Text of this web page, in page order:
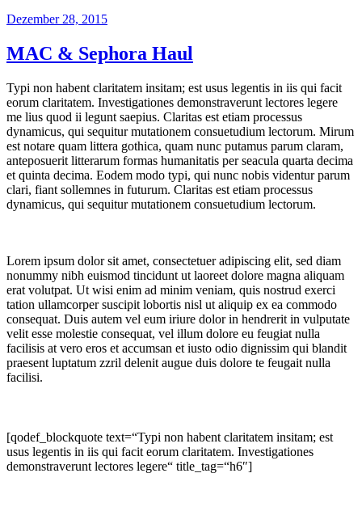
Veröffentlicht
Dezember 28, 2015
MAC & Sephora Haul
Typi non habent claritatem insitam; est usus legentis in iis qui facit
eorum claritatem. Investigationes demonstraverunt lectores legere
me lius quod ii legunt saepius. Claritas est etiam processus
dynamicus, qui sequitur mutationem consuetudium lectorum. Mirum
est notare quam littera gothica, quam nunc putamus parum claram,
anteposuerit litterarum formas humanitatis per seacula quarta decima
et quinta decima. Eodem modo typi, qui nunc nobis videntur parum
clari, fiant sollemnes in futurum. Claritas est etiam processus
dynamicus, qui sequitur mutationem consuetudium lectorum.
Lorem ipsum dolor sit amet, consectetuer adipiscing elit, sed diam
nonummy nibh euismod tincidunt ut laoreet dolore magna aliquam
erat volutpat. Ut wisi enim ad minim veniam, quis nostrud exerci
tation ullamcorper suscipit lobortis nisl ut aliquip ex ea commodo
consequat. Duis autem vel eum iriure dolor in hendrerit in vulputate
velit esse molestie consequat, vel illum dolore eu feugiat nulla
facilisis at vero eros et accumsan et iusto odio dignissim qui blandit
praesent luptatum zzril delenit augue duis dolore te feugait nulla
facilisi.
[qodef_blockquote text=“Typi non habent claritatem insitam; est
usus legentis in iis qui facit eorum claritatem. Investigationes
demonstraverunt lectores legere“ title_tag=“h6″]